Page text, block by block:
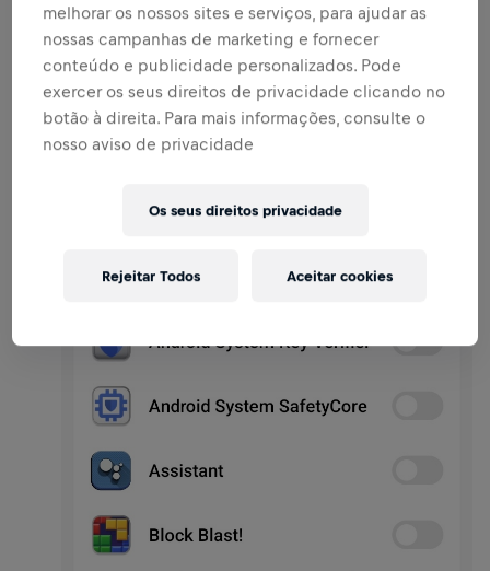
melhorar os nossos sites e serviços, para ajudar as
nossas campanhas de marketing e fornecer
conteúdo e publicidade personalizados. Pode
exercer os seus direitos de privacidade clicando no
botão à direita. Para mais informações, consulte o
nosso aviso de privacidade
Os seus direitos privacidade
Rejeitar Todos Aceitar cookies